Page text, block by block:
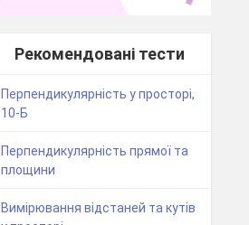
Рекомендовані тести
Перпендикулярність у просторі,
10-Б
Перпендикулярність прямої та
площини
Вимірювання відстаней та кутів